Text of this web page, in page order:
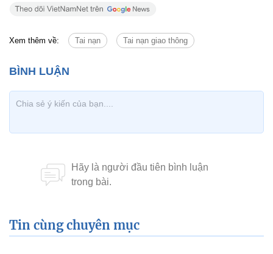
Xem thêm về: Tai nạn Tai nạn giao thông
Tin cùng chuyên mục